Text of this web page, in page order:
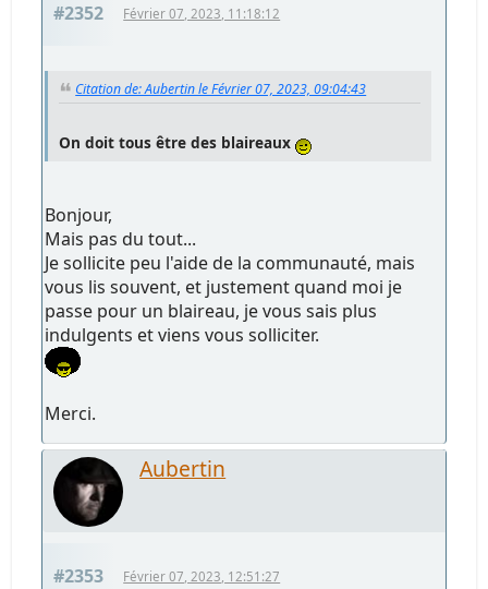
#2352 Février 07, 2023, 11:18:12
Citation de: Aubertin le Février 07, 2023, 09:04:43
On doit tous être des blaireaux
Bonjour,
Mais pas du tout...
Je sollicite peu l'aide de la communauté, mais
vous lis souvent, et justement quand moi je
passe pour un blaireau, je vous sais plus
indulgents et viens vous solliciter.
Merci.
Aubertin
#2353 Février 07, 2023, 12:51:27